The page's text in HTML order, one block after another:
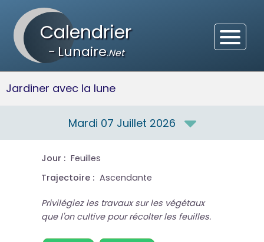
Calendrier
-Lunaire.Net
Jardiner avec la lune
Mardi 07 Juillet 2026
Jour : Feuilles
Trajectoire : Ascendante
Privilégiez les travaux sur les végétaux
que l'on cultive pour récolter les feuilles.